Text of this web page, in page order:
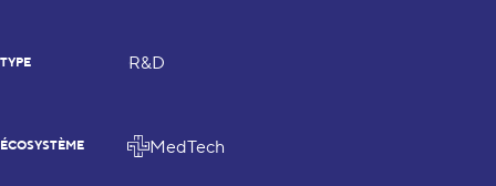
TYPE R&D
ÉCOSYSTÈME MedTech